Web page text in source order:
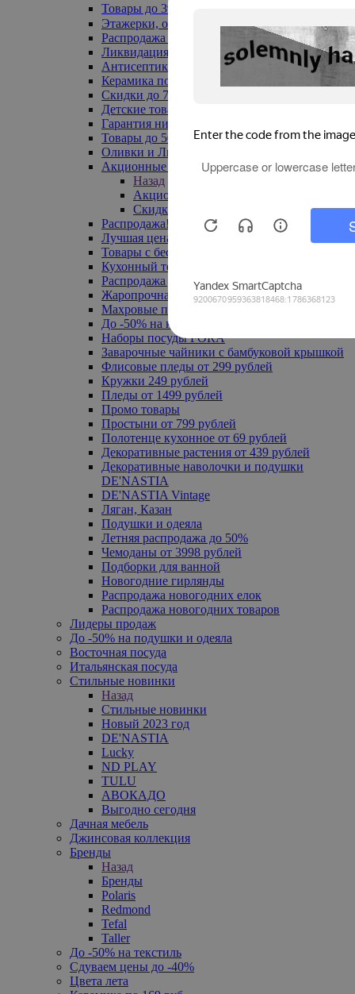
Товары до 399₽
Этажерки, обувницы
Распродажа текстиля до -50%
Ликвидация до -70%
Антисептики
Керамика по 129 руб
Скидки до 70%
Детские товары
Гарантия низкой цены
Товары до 500 руб
Оливки и Лимоны
Акционные товары
Назад
Акционные товары
Скидка 20% по промокоду
Распродажа! Ульяновск до -70%
Лучшая цена
Товары с бесплатной доставкой
Кухонный текстиль
Распродажа до -50%
Жаропрочная посуда
Махровые полотенца
До -50% на ковры
Наборы посуды FORA
Заварочные чайники с бамбуковой крышкой
Флисовые пледы от 299 рублей
Кружки 249 рублей
Пледы от 1499 рублей
Промо товары
Простыни от 799 рублей
Полотенце кухонное от 69 рублей
Декоративные растения от 439 рублей
Декоративные наволочки и подушки
DE'NASTIA
DE'NASTIA Vintage
Ляган, Казан
Подушки и одеяла
Летняя распродажа до 50%
Чемоданы от 3998 рублей
Подборки для ванной
Новогодние гирлянды
Распродажа новогодних елок
Распродажа новогодних товаров
Лидеры продаж
До -50% на подушки и одеяла
Восточная посуда
Итальянская посуда
Стильные новинки
Назад
Стильные новинки
Новый 2023 год
DE'NASTIA
Lucky
ND PLAY
TULU
АВОКАДО
Выгодно сегодня
Дачная мебель
Джинсовая коллекция
Бренды
Назад
Бренды
Polaris
Redmond
Tefal
Taller
До -50% на текстиль
Сдуваем цены до -40%
Цвета лета